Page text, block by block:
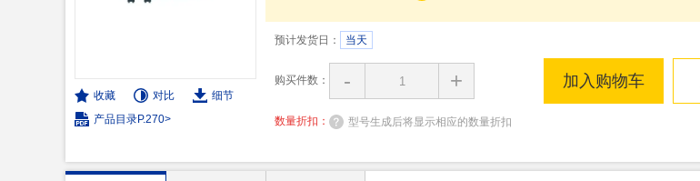
收藏 对比
细节
产品目录P.270>
预计发货日： 当天
购买件数： - +
数量折扣： 型号生成后将显示相应的数量折扣
加入购物车